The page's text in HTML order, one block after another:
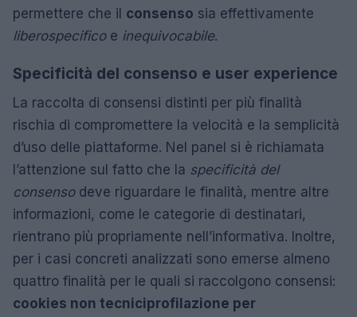
permettere che il consenso sia effettivamente
liberospecificoe inequivocabile.
Specificità del consenso e user experience
La raccolta di consensi distinti per più finalità
rischia di compromettere la velocità e la semplicità
d’uso delle piattaforme. Nel panel si è richiamata
l’attenzione sul fatto che la specificità del
consensodeve riguardare le finalità, mentre altre
informazioni, come le categorie di destinatari,
rientrano più propriamente nell’informativa. Inoltre,
per i casi concreti analizzati sono emerse almeno
quattro finalità per le quali si raccolgono consensi:
cookies non tecniciprofilazione per